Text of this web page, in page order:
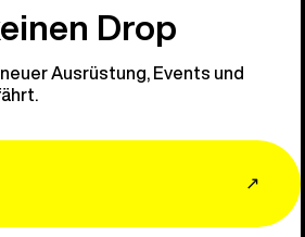
Drop
Ausrüstung, Events und
↗